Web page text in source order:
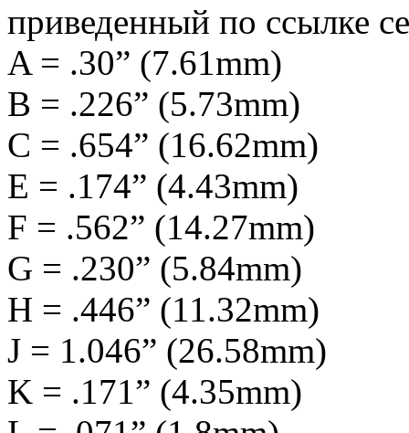
приведенный по ссылке
A = .30” (7.61mm)
B = .226” (5.73mm)
C = .654” (16.62mm)
E = .174” (4.43mm)
F = .562” (14.27mm)
G = .230” (5.84mm)
H = .446” (11.32mm)
J = 1.046” (26.58mm)
K = .171” (4.35mm)